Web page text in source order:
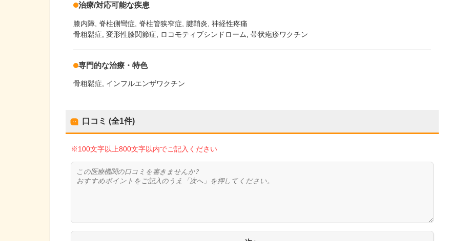
治療/対応可能な疾患
膝内障 脊柱側彎症 脊柱管狭窄症 腱鞘炎 神経性疼痛
骨粗鬆症, 変形性膝関節症, ロコモティブシンドローム, 帯状疱疹ワクチン
専門的な治療・特色
骨粗鬆症 インフルエンザワクチン
口コミ (全1件)
※100文字以上800文字以内でご記入ください